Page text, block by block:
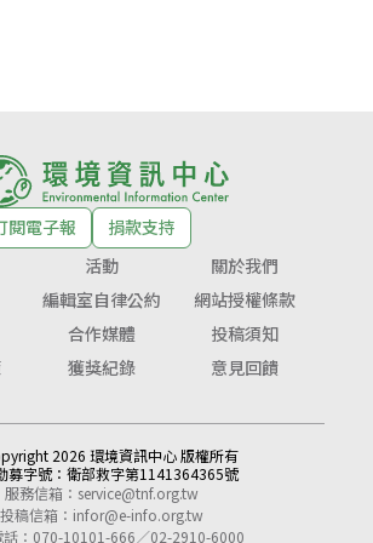
閱電子報
捐款支持
活動
關於我們
編輯室自律公約
網站授權條款
合作媒體
投稿須知
獲獎紀錄 意見回饋
2026 環境資訊中心 版權所有
募字號： 衛部救字第1141364365號
服務信箱： service@tnf.org.tw
投稿信箱： infor@e-info.org.tw
話：070-10101-666／02-2910-6000